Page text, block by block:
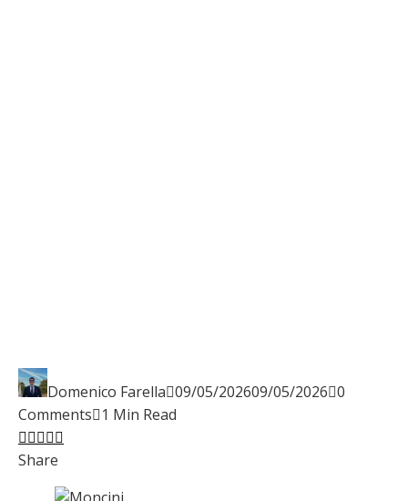
Domenico Farella 09/05/202609/05/2026 0
Comments 1 Min Read
Facebook
Twitter
LinkedIn
Pinterest
Stumbleupon
Share